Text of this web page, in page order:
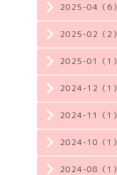
2025-04（6）
2025-02（2）
2025-01（1）
2024-12（1）
2024-11（1）
2024-10（1）
2024-08（1）